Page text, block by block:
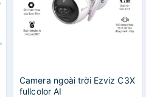
Camera ngoài trời Ezviz C3X
fullcolor AI